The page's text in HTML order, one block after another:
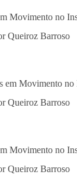
Movimento no
Queiroz Barroso
Movimento no
Queiroz Barroso